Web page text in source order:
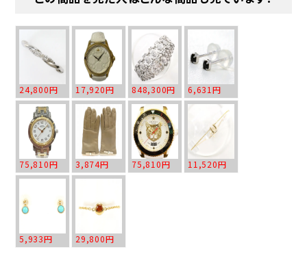
24,800円 17,920円 848,300円 6,631円
75,810円 3,874円 75,810円 11,520円
5,933円
29,800円